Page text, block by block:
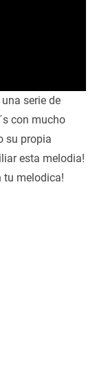
serie de
con mucho
su propia
esta melodia!
tu melodica!